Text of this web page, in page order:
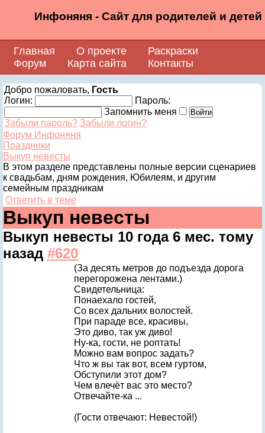
Инфоняня - Сайт для родителей и детей
Главная О проекте
Раскраски
Форум
Карта сайта Контакты
Добро пожаловать, Гость
Логин:
Пароль:
Запомнить меня
Забыли пароль? Забыли логин?
Форум Инфоняня
Праздники
Выкуп невесты
В этом разделе представлены полные версии сценариев
к свадьбам, дням рождения, Юбилеям, и другим
семейным праздникам
Ответить в теме
Выкуп невесты
Выкуп невесты 10 года 6 мес. тому
назад #620
(За десять метров до подъезда дорога
перегорожена лентами.)
Свидетельница:
Понаехало гостей,
Со всех дальних волостей.
При параде все, красивы,
Это диво, так уж диво!
Ну-ка, гости, не роптать!
Можно вам вопрос задать?
Что ж вы так вот, всем гуртом,
Обступили этот дом?
Чем влечёт вас это место?
Отвечайте-ка ...
(Гости отвечают: Невестой!)